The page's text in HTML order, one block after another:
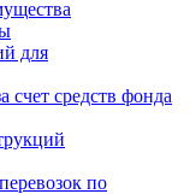
для
счет средств фонда
по